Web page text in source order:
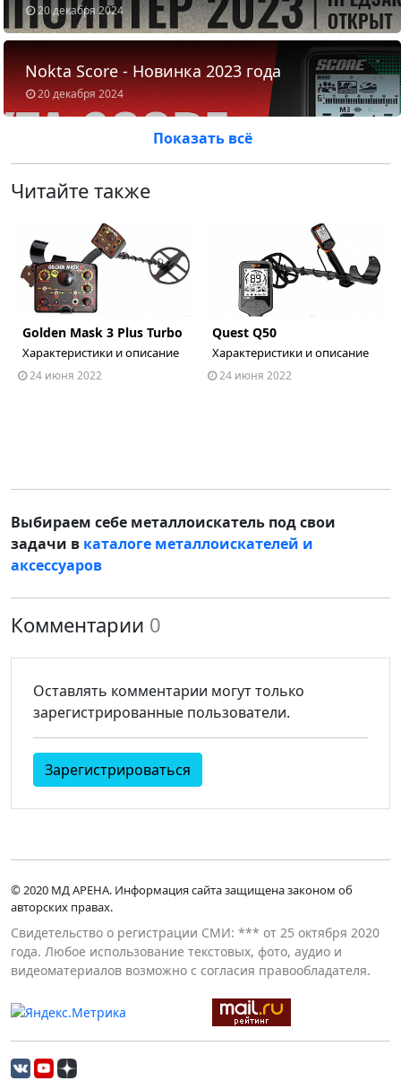
20 декабря 2024
20 декабря 2024
Nokta Score - Новинка 2023 года
Показать всё
Читайте также
Golden Mask 3 Plus Turbo
Характеристики и описание
24 июня 2022
Quest Q50
Характеристики и описание
24 июня 2022
Выбираем себе металлоискатель под свои
задачи в каталоге металлоискателей и
аксессуаров
Комментарии 0
Оставлять комментарии могут только
зарегистрированные пользователи.
Зарегистрироваться
© 2020 МД АРЕНА. Информация сайта защищена законом об
авторских правах.
Свидетельство о регистрации СМИ: *** от 25 октября 2020
года. Любое использование текстовых, фото, аудио и
видеоматериалов возможно с согласия правообладателя.